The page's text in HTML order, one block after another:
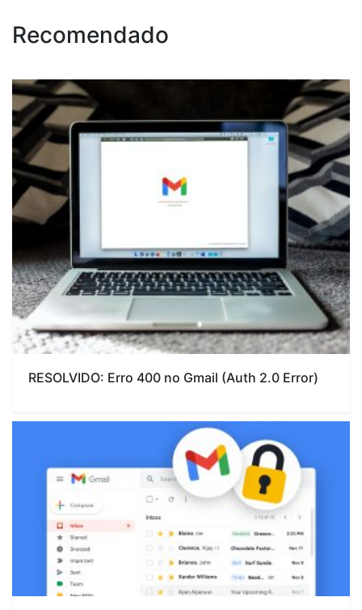
Recomendado
RESOLVIDO: Erro 400 no Gmail (Auth 2.0 Error)